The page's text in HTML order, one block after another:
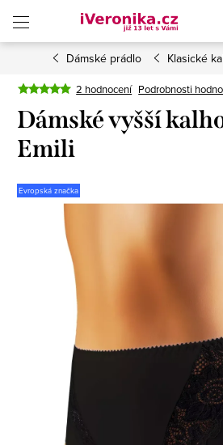
obsah
Dámské prádlo Klasické
2 hodnocení Podrobnosti
Dámské vyšší
Emili
Evropská značka